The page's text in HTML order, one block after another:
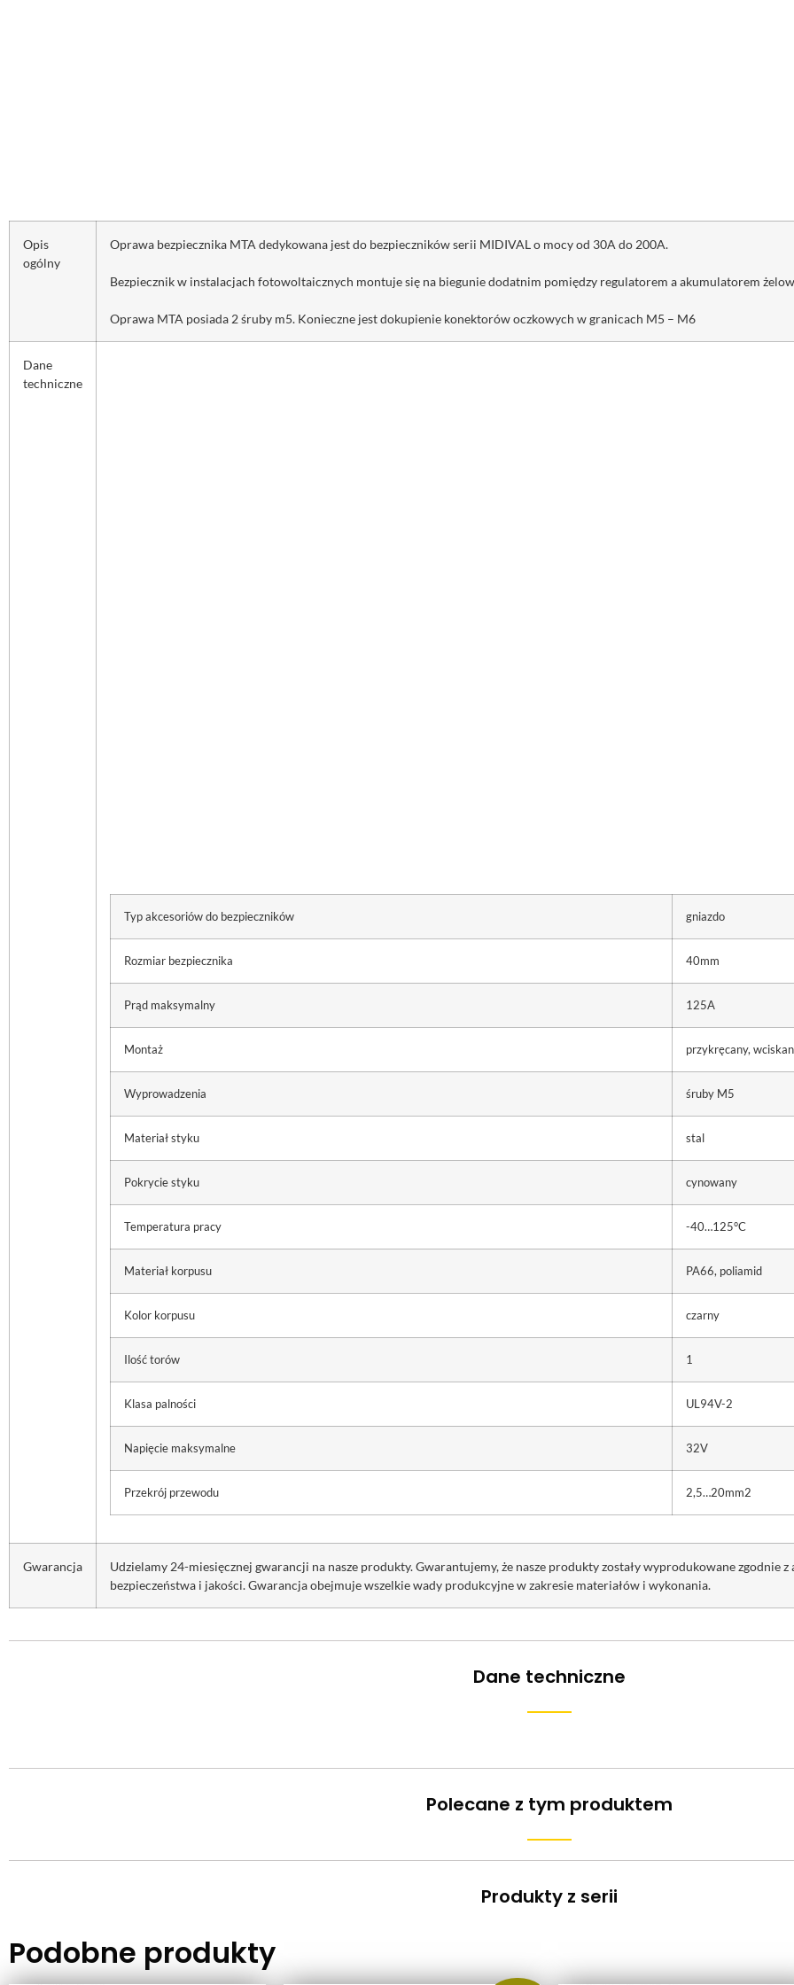
Opis
ogólny
Oprawa bezpiecznika MTA dedykowana jest do bezpieczników serii MIDIVAL o mocy od 30A do 200A.
Bezpiecznik w instalacjach fotowoltaicznych montuje się na biegunie dodatnim pomiędzy regulatorem a akumulatorem
Oprawa MTA posiada 2 śruby m5. Konieczne jest dokupienie konektorów oczkowych w granicach M5 – M6
Dane
techniczne
Typ akcesoriów do bezpieczników gniazdo
Rozmiar bezpiecznika 40mm
Prąd maksymalny 125A
Montaż przykręcany,
Wyprowadzenia śruby M5
Materiał styku stal
Pokrycie styku cynowany
Temperatura pracy -40…125°C
Materiał korpusu PA66, poliamid
Kolor korpusu czarny
Ilość torów 1
Klasa palności UL94V-2
Napięcie maksymalne 32V
Przekrój przewodu 2,5…20mm2
Gwarancja
Udzielamy 24-miesięcznej gwarancji na nasze produkty. Gwarantujemy, że nasze produkty zostały wyprodukowane zgodnie
bezpieczeństwa i jakości. Gwarancja obejmuje wszelkie wady produkcyjne w zakresie materiałów i wykonania.
Dane techniczne
Polecane z tym produktem
Produkty z serii
Podobne produkty